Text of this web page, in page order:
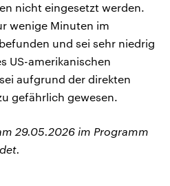
nicht eingesetzt werden.
wenige Minuten im
und sei sehr niedrig
US-amerikanischen
aufgrund der direkten
gefährlich gewesen.
29.05.2026 im Programm